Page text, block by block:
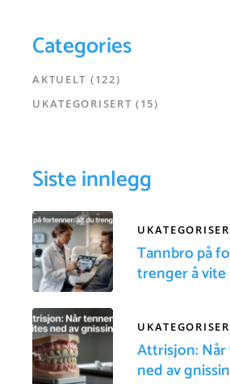
Categories
AKTUELT (122)
UKATEGORISERT (15)
Siste innlegg
Tannbro på
trenger å vite
Attrisjon:
ned av